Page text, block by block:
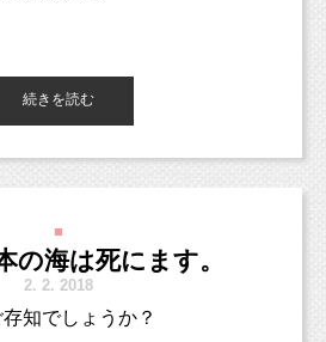
へ切り替えも可能（スタジ
ー代は、お客様にてご負担
円
メイクアップ 技術者を手配
薄化粧でお越しくださ
ント 5,500円〜
で伝え、
の決定、
っと手をのばし・・・
を聴いてみると、
ました。
んになれて よかった」
ているからいいじゃん！
すが、単純にそう思いまし
が
いました。
けではなく、
ていないせいで
のことを知らないようでし
続きを読む
■
の海は死にます。
2. 2. 2018
知でしょうか？